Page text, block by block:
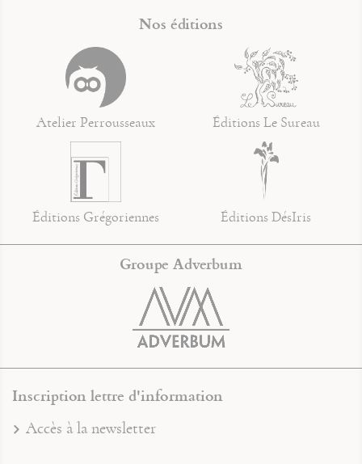
Nos éditions
Atelier Perrousseaux Éditions Le Sureau
Éditions Grégoriennes Éditions DésIris
Groupe Adverbum
Inscription lettre d'information
Accès à la newsletter